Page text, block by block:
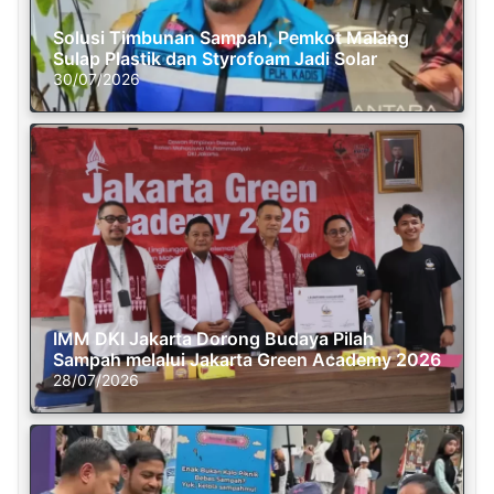
Solusi Timbunan Sampah, Pemkot Malang
Sulap Plastik dan Styrofoam Jadi Solar
30/07/2026
IMM DKI Jakarta Dorong Budaya Pilah
Sampah melalui Jakarta Green Academy 2026
28/07/2026